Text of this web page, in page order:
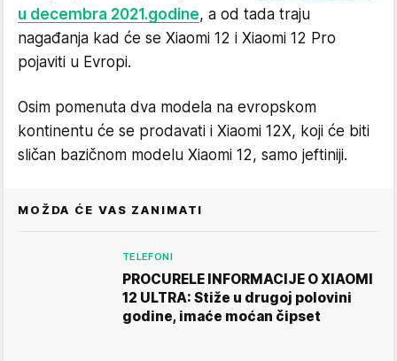
u decembra 2021.godine, a od tada traju
nagađanja kad će se Xiaomi 12 i Xiaomi 12 Pro
pojaviti u Evropi.
Osim pomenuta dva modela na evropskom
kontinentu će se prodavati i Xiaomi 12X, koji će biti
sličan bazičnom modelu Xiaomi 12, samo jeftiniji.
MOŽDA ĆE VAS ZANIMATI
TELEFONI
PROCURELE INFORMACIJE O XIAOMI
12 ULTRA: Stiže u drugoj polovini
godine, imaće moćan čipset